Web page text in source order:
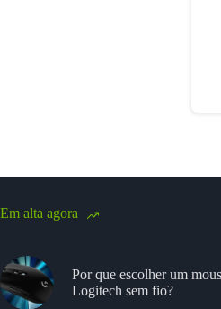
Em alta agora
Por que escolher um
Logitech sem fio?